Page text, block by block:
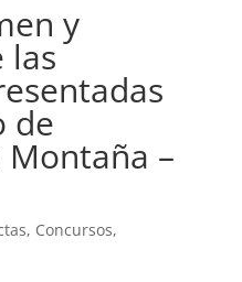
y
las
de
–
, Concursos,